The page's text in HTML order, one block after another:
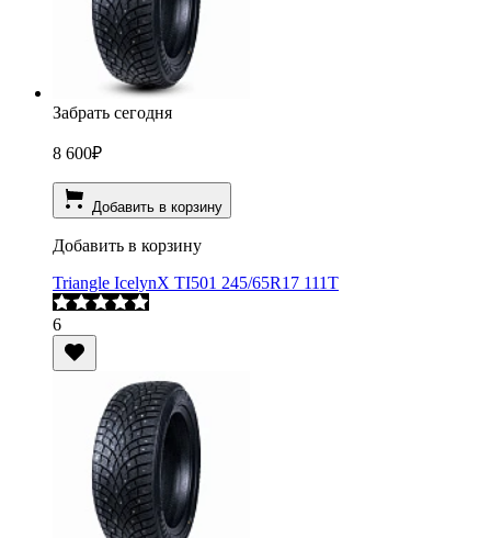
Забрать сегодня
8 600₽
Добавить в корзину
Добавить в корзину
Triangle IcelynX TI501 245/65R17 111T
6